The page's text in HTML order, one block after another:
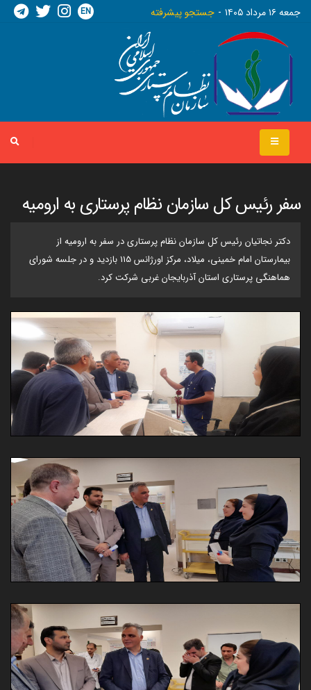
جمعه ١٦ مرداد ١٤٠٥ جستجو پیشرفته EN
سفر رئیس کل سازمان نظام پرستاری به ارومیه
دکتر نجاتیان رئیس کل سازمان نظام پرستاری در سفر به ارومیه از
بیمارستان امام خمینی، میلاد، مرکز اورژانس 115 بازدید و در جلسه شورای
هماهنگی پرستاری استان آذربایجان غربی شرکت کرد.